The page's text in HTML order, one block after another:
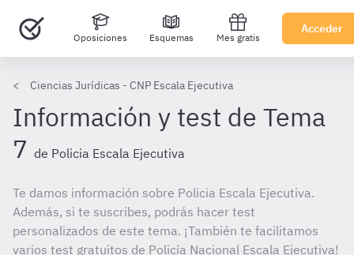
Oposiciones Esquemas Mes gratis
Acceder
Ciencias Jurídicas - CNP Escala Ejecutiva
Información y test de Tema
7 de Policia Escala Ejecutiva
Te damos información sobre Policia Escala Ejecutiva.
Además, si te suscribes, podrás hacer test
personalizados de este tema. ¡También te facilitamos
varios test gratuitos de Policía Nacional Escala Ejecutiva!